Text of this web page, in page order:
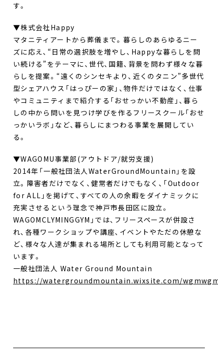
す。
▼株式会社Happy
マタニティアートから葬儀まで。暮らしのあらゆるニー
ズに応え、“日常の選択肢を増やし、Happyな暮らしを問
い続ける”をテーマに、世代、国籍、背景を問わず様々な暮
らしを提案。“遠くのシンセキより、近くのタニン”多世代
型シェアハウス「はっぴーの家」、物件だけではなく、仕事
やコミュニティまで紹介する「おせっかい不動産」、暮ら
しの中から問いを見つけ学びを作るフリースクール「おせ
っかいラボ」など、暮らしにまつわる事業を展開してい
る。
▼WAGOMU事業部(アウトドア/就労支援)
2014年「一般社団法人WaterGroundMountain」を設
立。障害者だけでなく、健常者だけでもなく、「Outdoor
for ALL」を掲げて、すべての人の余暇をダイナミックに
充実させるという理念で神戸市長田区に設立。
WAGOMCLYMINGGYM」では、フリースペースが併設さ
れ、各種ワークショップや講座、イベントやただの休憩な
ど、様々な人達が集まれる場所としても利用可能となって
います。
一般社団法人 Water Ground Mountain
https://watergroundmountain.wixsite.com/